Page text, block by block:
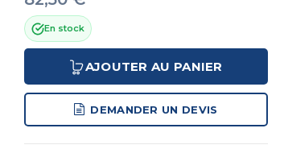
En stock
AJOUTER AU PANIER
DEMANDER UN DEVIS